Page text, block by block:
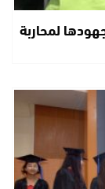
لمحاربة